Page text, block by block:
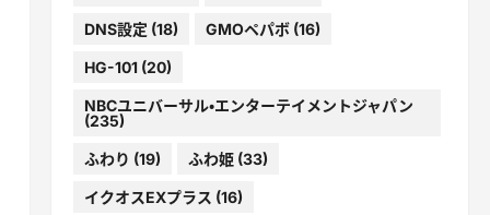
DNS設定 (18) GMOペパボ(16)
HG-101(20)
NBCユニバーサル・エンターテイメントジャパン
(235)
ふわり (19) ふわ姫(33)
イクオスEXプラス (16)